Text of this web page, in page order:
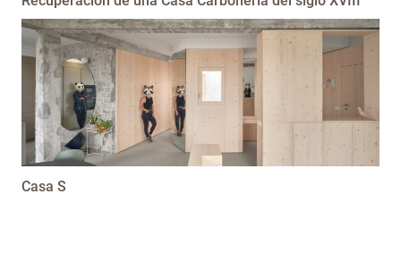
Casa S